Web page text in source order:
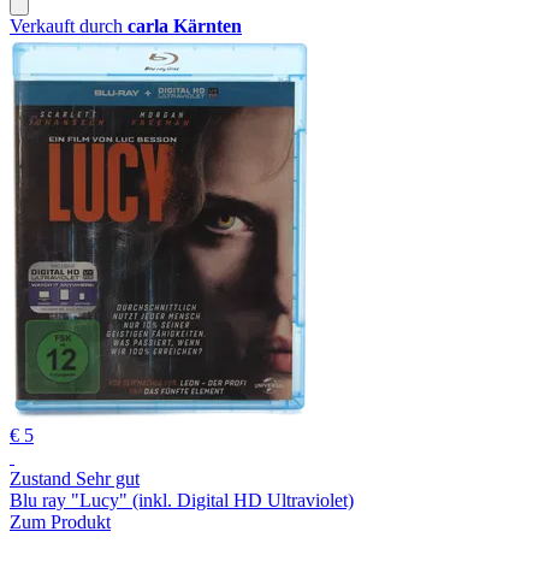
Verkauft durch carla Kärnten
€ 5
Zustand Sehr gut
Blu ray "Lucy" (inkl. Digital HD Ultraviolet)
Zum Produkt